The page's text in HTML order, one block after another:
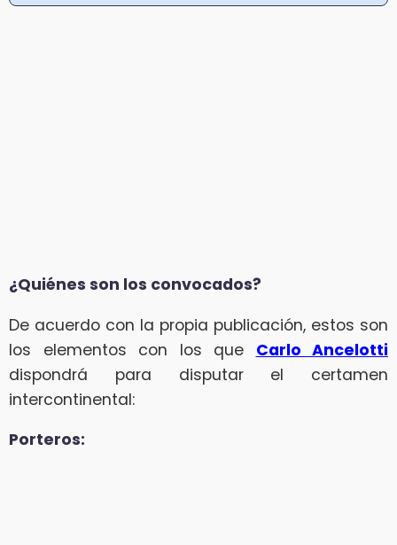
¿Quiénes son los convocados?
De acuerdo con la propia publicación, estos son
los elementos con los que Carlo Ancelotti
dispondrá para disputar el certamen
intercontinental:
Porteros: